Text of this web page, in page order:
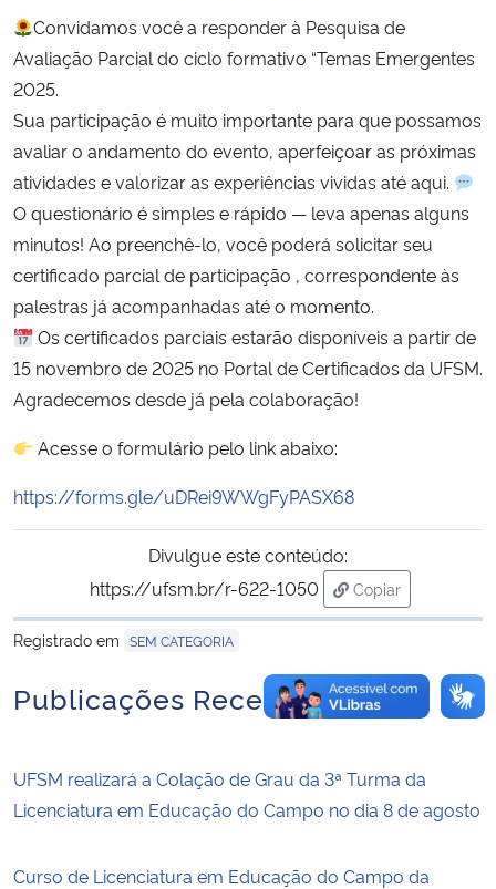
Secretaria-Geral
Advocacia-Geral da União
Banco Central do Brasil
Planalto
Convidamos você a responder à Pesquisa de
Avaliação Parcial do ciclo formativo “Temas Emergentes
2025.
Sua participação é muito importante para que possamos
avaliar o andamento do evento, aperfeiçoar as próximas
atividades e valorizar as experiências vividas até aqui.
O questionário é simples e rápido — leva apenas alguns
minutos! Ao preenchê-lo, você poderá solicitar seu
certificado parcial de participação , correspondente às
palestras já acompanhadas até o momento.
Os certificados parciais estarão disponíveis a partir de
15 novembro de 2025 no Portal de Certificados da UFSM.
Agradecemos desde já pela colaboração!
Acesse o formulário pelo link abaixo:
https://forms.gle/uDRei9WWgFyPASX68
Divulgue este conteúdo:
https://ufsm.br/r-622-1050
Copiar
para área de
Registrado em SEM CATEGORIA
Publicações Recentes
UFSM realizará a Colação de Grau da 3ª Turma da
Licenciatura em Educação do Campo no dia 8 de agosto
Curso de Licenciatura em Educação do Campo da